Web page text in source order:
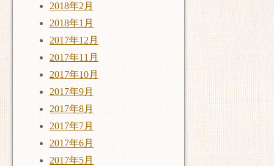
2018年2月
2018年1月
2017年12月
2017年11月
2017年10月
2017年9月
2017年8月
2017年7月
2017年6月
2017年5月